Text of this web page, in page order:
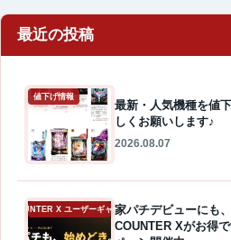
最近の投稿
値下げ情報
最新・人気機種を値
しくお願いします♪
2026.08.07
A-COUNTER X ユーザーギャラリー家パチデビューにも
COUNTER Xがお得